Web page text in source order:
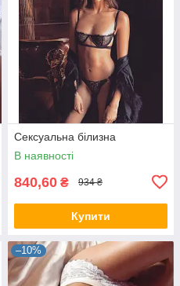
Сексуальна білизна
В наявності
840,60 ₴ 934 ₴
Купити
–10%